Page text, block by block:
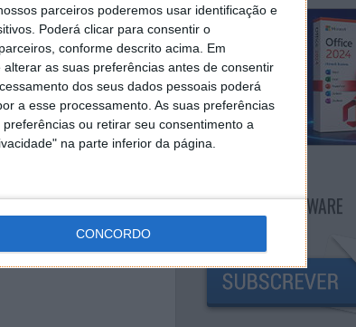
parceiros poderemos usar identificação e
Poderá clicar para consentir o
conforme descrito acima. Em
as suas preferências antes de consentir
dos seus dados pessoais poderá
a esse processamento. As suas preferências
ou retirar seu consentimento a
na parte inferior da página.
CONCORDO
NEWSLETTER PPLWARE